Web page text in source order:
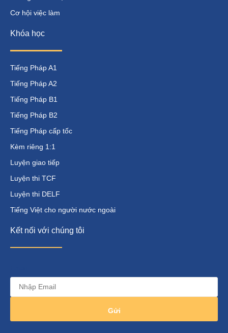
Cơ hội việc làm
Khóa học
Tiếng Pháp A1
Tiếng Pháp A2
Tiếng Pháp B1
Tiếng Pháp B2
Tiếng Pháp cấp tốc
Kèm riêng 1:1
Luyện giao tiếp
Luyện thi TCF
Luyện thi DELF
Tiếng Việt cho người nước ngoài
Kết nối với chúng tôi
Gửi